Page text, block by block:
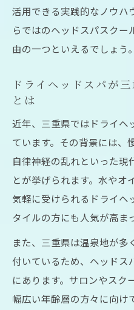
ート体制
ドライヘッドス
る理由
は
理由
ドライヘッドスパ資
知る
ヘッドスパスク
する流れ
プを解説
ヘッドスパスク
格対策
活用できる実践的なノウハ
らではのヘッドスパスク
由の一つといえるでしょう。
ドライヘッドスパが
とは
近年、三重県ではドライヘ
ています。その背景には、
自律神経の乱れといった現
とが挙げられます。水やオ
気軽に受けられるドライヘ
タイルの方にも人気が高ま
また、三重県は温泉地が
付いているため、ヘッドス
にあります。サロンやスク
幅広い年齢層の方々に向け